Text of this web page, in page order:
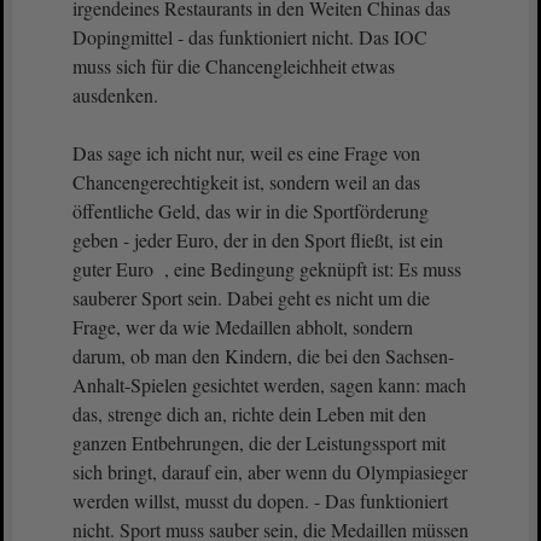
irgendeines Restaurants in den Weiten Chinas das
Dopingmittel - das funktioniert nicht. Das IOC
muss sich für die Chancengleichheit etwas
ausdenken.
Das sage ich nicht nur, weil es eine Frage von
Chancengerechtigkeit ist, sondern weil an das
öffentliche Geld, das wir in die Sportförderung
geben - jeder Euro, der in den Sport fließt, ist ein
guter Euro , eine Bedingung geknüpft ist: Es muss
sauberer Sport sein. Dabei geht es nicht um die
Frage, wer da wie Medaillen abholt, sondern
darum, ob man den Kindern, die bei den Sachsen-
Anhalt-Spielen gesichtet werden, sagen kann: mach
das, strenge dich an, richte dein Leben mit den
ganzen Entbehrungen, die der Leistungssport mit
sich bringt, darauf ein, aber wenn du Olympiasieger
werden willst, musst du dopen. - Das funktioniert
nicht. Sport muss sauber sein, die Medaillen müssen